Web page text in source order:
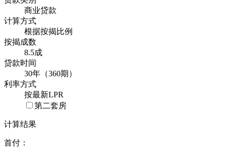
商业贷款
计算方式
根据按揭比例
按揭成数
8.5成
贷款时间
30年（360期）
利率方式
按最新LPR
第二套房
计算结果
首付：